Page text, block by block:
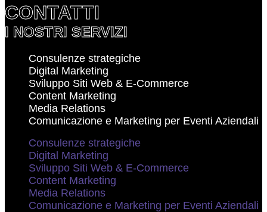
CONTATTI
I NOSTRI SERVIZI
Consulenze strategiche
Digital Marketing
Sviluppo Siti Web & E-Commerce
Content Marketing
Media Relations
Comunicazione e Marketing per Eventi Aziendali
Consulenze strategiche
Digital Marketing
Sviluppo Siti Web & E-Commerce
Content Marketing
Media Relations
Comunicazione e Marketing per Eventi Aziendali